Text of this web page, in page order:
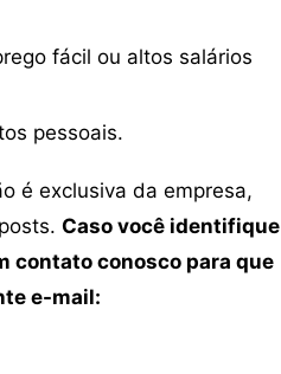
fácil ou altos salários
pessoais.
é exclusiva da empresa,
Caso você identifique
contato conosco para que
e-mail: